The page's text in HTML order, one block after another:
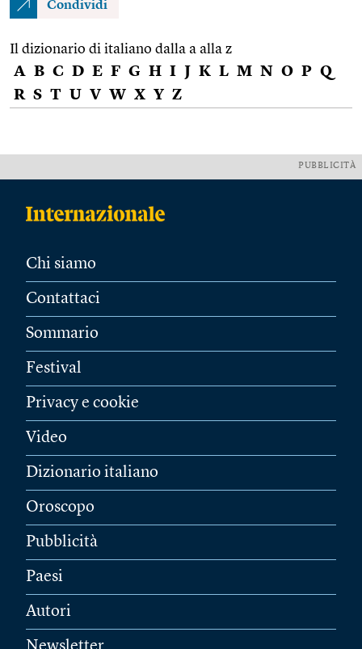
Condividi
Il dizionario di italiano dalla a alla z
A B C D E F G H I J K L M N O P Q
R S T U V W X Y Z
PUBBLICITÀ
Chi siamo
Contattaci
Sommario
Festival
Privacy e cookie
Video
Dizionario italiano
Oroscopo
Pubblicità
Paesi
Autori